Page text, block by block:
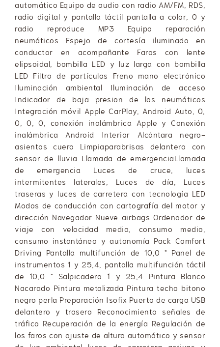
automático Equipo de audio con radio AM/FM, RDS,
radio digital y pantalla táctil pantalla a color, 0 y
radio reproduce MP3 Equipo reparación
neumáticos Espejo de cortesía iluminado en
conductor en acompañante Faros con lente
elipsoidal, bombilla LED y luz larga con bombilla
LED Filtro de partículas Freno mano electrónico
Iluminación ambiental Iluminación de acceso
Indicador de baja presion de los neumáticos
Integración móvil Apple CarPlay, Android Auto, 0,
0, 0, 0, conexión inalámbrica Apple y Conexión
inalámbrica Android Interior Alcántara negro-
asientos cuero Limpiaparabrisas delantero con
sensor de lluvia Llamada de emergenciaLlamada
de emergencia Luces de cruce, luces
intermitentes laterales, Luces de día, Luces
traseras y luces de carretera con tecnología LED
Modos de conducción con cartografía del motor y
dirección Navegador Nueve airbags Ordenador de
viaje con velocidad media, consumo medio,
consumo instantáneo y autonomía Pack Comfort
Driving Pantalla multifunción de 10,0 " Panel de
instrumentos 1 y 25,4, pantalla multifunción táctil
de 10,0 " Salpicadero 1 y 25,4 Pintura Blanco
Nacarado Pintura metalizada Pintura techo bitono
negro perla Preparación Isofix Puerto de carga USB
delantero y trasero Reconocimiento señales de
tráfico Recuperación de la energía Regulación de
los faros con ajuste de altura automático y sensor